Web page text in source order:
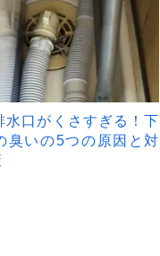
水口がくさすぎる！下
臭いの5つの原因と対